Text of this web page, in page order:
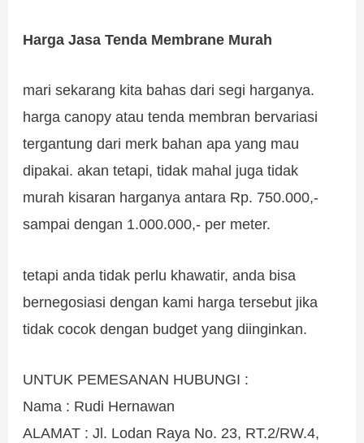
Harga Jasa Tenda Membrane Murah
mari sekarang kita bahas dari segi harganya.
harga canopy atau tenda membran bervariasi
tergantung dari merk bahan apa yang mau
dipakai. akan tetapi, tidak mahal juga tidak
murah kisaran harganya antara Rp. 750.000,-
sampai dengan 1.000.000,- per meter.
tetapi anda tidak perlu khawatir, anda bisa
bernegosiasi dengan kami harga tersebut jika
tidak cocok dengan budget yang diinginkan.
UNTUK PEMESANAN HUBUNGI :
Nama : Rudi Hernawan
ALAMAT : Jl. Lodan Raya No. 23, RT.2/RW.4,